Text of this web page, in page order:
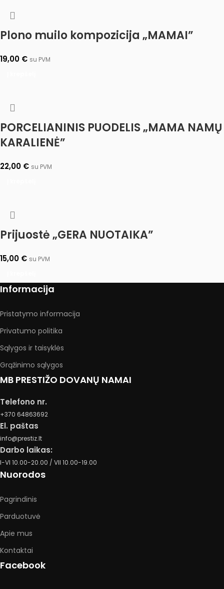
Plono muilo kompozicija „MAMAI”
19,00 € su PVM
PORCELIANINIS PUODELIS „MAMA NAMŲ
KARALIENĖ”
22,00 € su PVM
Prijuostė „GERA NUOTAIKA”
15,00 € su PVM
Informacija
Pristatymo informacija
Privatumo politika
Sąlygos ir taisyklės
Grąžinimo sąlygos
MB PRESTIŽO DOVANŲ NAMAI
Telefono nr.
+370 64863692
El. paštas
info@prestiz.lt
Darbo laikas:
I-VI 10.00-20.00 / VII 10.00-19.00
Nuorodos
Pagrindinis
Parduotuvė
Apie mus
Kontaktai
Facebook